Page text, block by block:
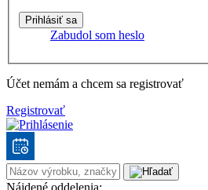
Zabudol som heslo
Účet nemám a chcem sa registrovať
Registrovať
Nájdené oddelenia: